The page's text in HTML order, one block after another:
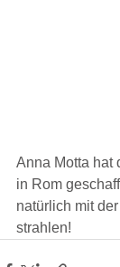
Anna Motta hat
in Rom
natürlich mit
strahlen!